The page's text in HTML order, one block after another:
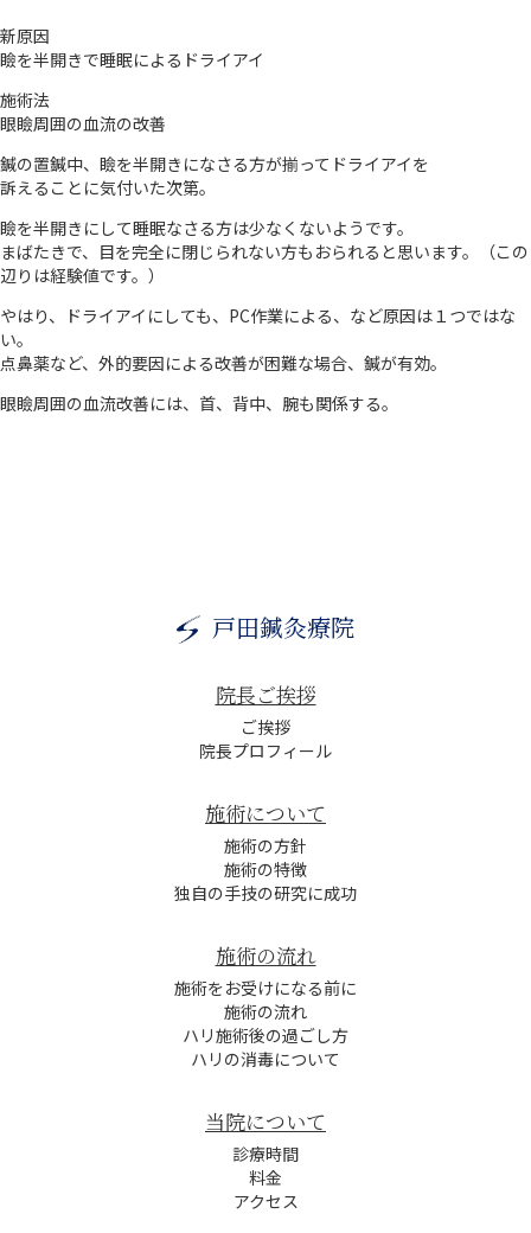
新原因
瞼を半開きで睡眠によるドライアイ
施術法
眼瞼周囲の血流の改善
鍼の置鍼中、瞼を半開きになさる方が揃ってドライアイを
訴えることに気付いた次第。
瞼を半開きにして睡眠なさる方は少なくないようです。
まばたきで、目を完全に閉じられない方もおられると思います。（この
辺りは経験値です。）
やはり、ドライアイにしても、PC作業による、など原因は１つではな
い。
点鼻薬など、外的要因による改善が困難な場合、鍼が有効。
眼瞼周囲の血流改善には、首、背中、腕も関係する。
戸田鍼灸療院
院長ご挨拶
ご挨拶
院長プロフィール
施術について
施術の方針
施術の特徴
独自の手技の研究に成功
施術の流れ
施術をお受けになる前に
施術の流れ
ハリ施術後の過ごし方
ハリの消毒について
当院について
診療時間
料金
アクセス